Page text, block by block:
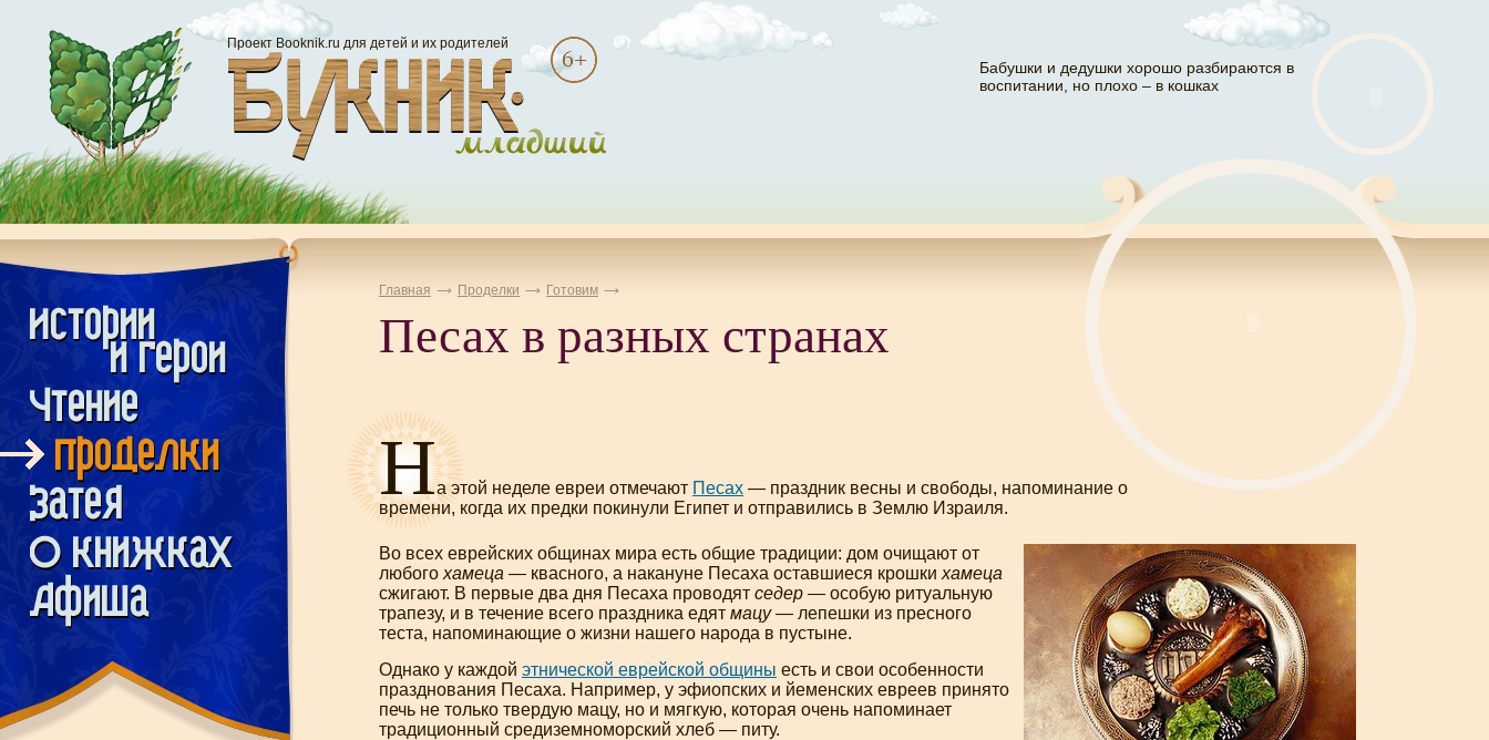
Проект Booknik.ru для детей и их родителей
Бабушки и дедушки хорошо разбираются в
воспитании, но плохо – в кошках
Главная Проделки Готовим
Песах в разных странах
На этой неделе евреи отмечают Песах — праздник весны и свободы, напоминание о
времени, когда их предки покинули Египет и отправились в Землю Израиля.
Во всех еврейских общинах мира есть общие традиции: дом очищают от
любого хамеца — квасного, а накануне Песаха оставшиеся крошки хамеца
сжигают. В первые два дня Песаха проводят седер — особую ритуальную
трапезу, и в течение всего праздника едят мацу— лепешки из пресного
теста, напоминающие о жизни нашего народа в пустыне.
Однако у каждой этнической еврейской общины есть и свои особенности
празднования Песаха. Например, у эфиопских и йеменских евреев принято
печь не только твердую мацу, но и мягкую, которая очень напоминает
традиционный средиземноморский хлеб — питу.